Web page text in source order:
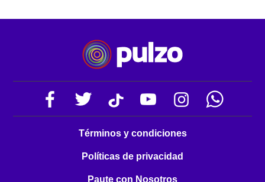
Términos y condiciones
Políticas de privacidad
Paute con Nosotros